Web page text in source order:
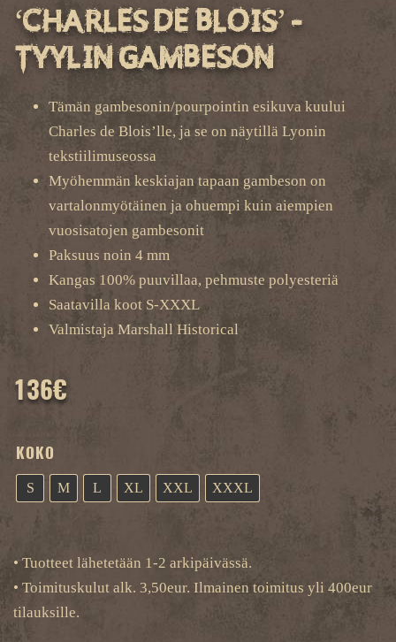
‘Charles de Blois’ -
tyylin gambeson
Tämän gambesonin/pourpointin esikuva kuului
Charles de Blois’lle, ja se on näytillä Lyonin
tekstiilimuseossa
Myöhemmän keskiajan tapaan gambeson on
vartalonmyötäinen ja ohuempi kuin aiempien
vuosisatojen gambesonit
Paksuus noin 4 mm
Kangas 100% puuvillaa, pehmuste polyesteriä
Saatavilla koot S-XXXL
Valmistaja Marshall Historical
136€
KOKO
S M L XL XXL XXXL
• Tuotteet lähetetään 1-2 arkipäivässä.
• Toimituskulut alk. 3,50eur. Ilmainen toimitus yli 400eur
tilauksille.